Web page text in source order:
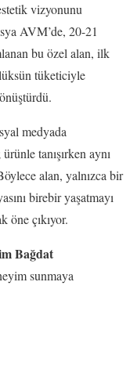
vizyonunu
AVM’de, 20-21
bu özel alan, ilk
tüketiciyle
medyada
tanışırken aynı
alan, yalnızca bir
birebir yaşatmayı
öne çıkıyor.
Bağdat
sunmaya